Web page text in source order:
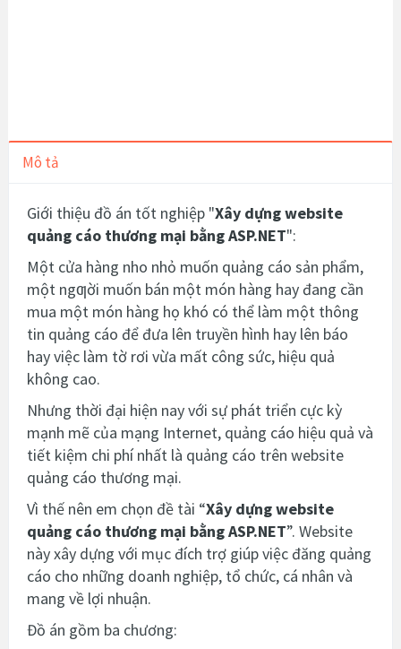
Mô tả
Giới thiệu đồ án tốt nghiệp "Xây dựng website
quảng cáo thương mại bằng ASP.NET":
Một cửa hàng nho nhỏ muốn quảng cáo sản phẩm,
một ngƣời muốn bán một món hàng hay đang cần
mua một món hàng họ khó có thể làm một thông
tin quảng cáo để đưa lên truyền hình hay lên báo
hay việc làm tờ rơi vừa mất công sức, hiệu quả
không cao.
Nhưng thời đại hiện nay với sự phát triển cực kỳ
mạnh mẽ của mạng Internet, quảng cáo hiệu quả và
tiết kiệm chi phí nhất là quảng cáo trên website
quảng cáo thương mại.
Vì thế nên em chọn đề tài “Xây dựng website
quảng cáo thương mại bằngASP.NET”. Website
này xây dựng với mục đích trợ giúp việc đăng quảng
cáo cho những doanh nghiệp, tổ chức, cá nhân và
mang về lợi nhuận.
Đồ án gồm ba chương: